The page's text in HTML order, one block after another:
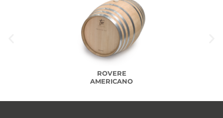
ROVERE
AMERICANO